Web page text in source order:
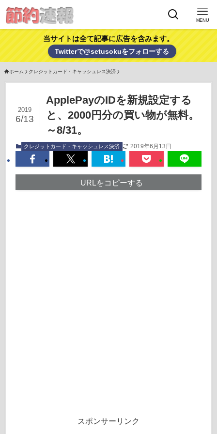
MENU
当サイトは全て記事に広告を含みます。
Twitterで@setusokuをフォローする
ホーム クレジットカード・キャッシュレス決済
ApplePayのIDを新規設定する
と、2000円分の買い物が無料。
～8/31。
2019
6/13
クレジットカード・キャッシュレス決済 2019年6月13日
URLをコピーする
スポンサーリンク